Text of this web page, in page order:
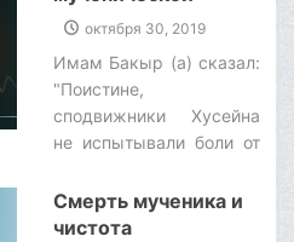
смерти
октября 30, 2019
Имам Бакыр (а) сказал:
"Поистине,
сподвижники Хусейна
не испытывали боли от
(мечей и копий со своею
плотью)".‌
Смерть мученика и
чистота